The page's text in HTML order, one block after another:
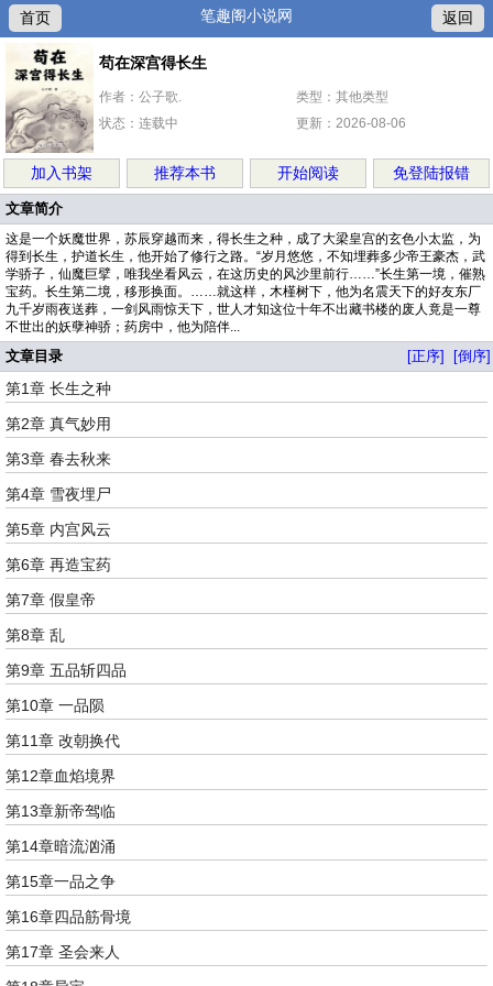
首页 笔趣阁小说网 返回
苟在深宫得长生
作者：公子歌.
类型：其他类型
状态：连载中
更新：2026-08-06
加入书架 推荐本书 开始阅读 免登陆报错
文章简介
这是一个妖魔世界，苏辰穿越而来，得长生之种，成了大梁皇宫的玄色小太监，为
得到长生，护道长生，他开始了修行之路。“岁月悠悠，不知埋葬多少帝王豪杰，武
学骄子，仙魔巨擘，唯我坐看风云，在这历史的风沙里前行……”长生第一境，催熟
宝药。长生第二境，移形换面。……就这样，木槿树下，他为名震天下的好友东厂
九千岁雨夜送葬，一剑风雨惊天下，世人才知这位十年不出藏书楼的废人竟是一尊
不世出的妖孽神骄；药房中，他为陪伴...
文章目录 [正序] [倒序]
第1章 长生之种
第2章 真气妙用
第3章 春去秋来
第4章 雪夜埋尸
第5章 内宫风云
第6章 再造宝药
第7章 假皇帝
第8章 乱
第9章 五品斩四品
第10章 一品陨
第11章 改朝换代
第12章血焰境界
第13章新帝驾临
第14章暗流汹涌
第15章一品之争
第16章四品筋骨境
第17章 圣会来人